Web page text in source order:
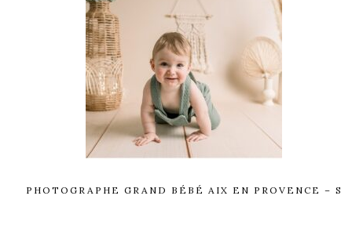
PHOTOGRAPHE GRAND BÉBÉ AIX EN PROVENCE – S